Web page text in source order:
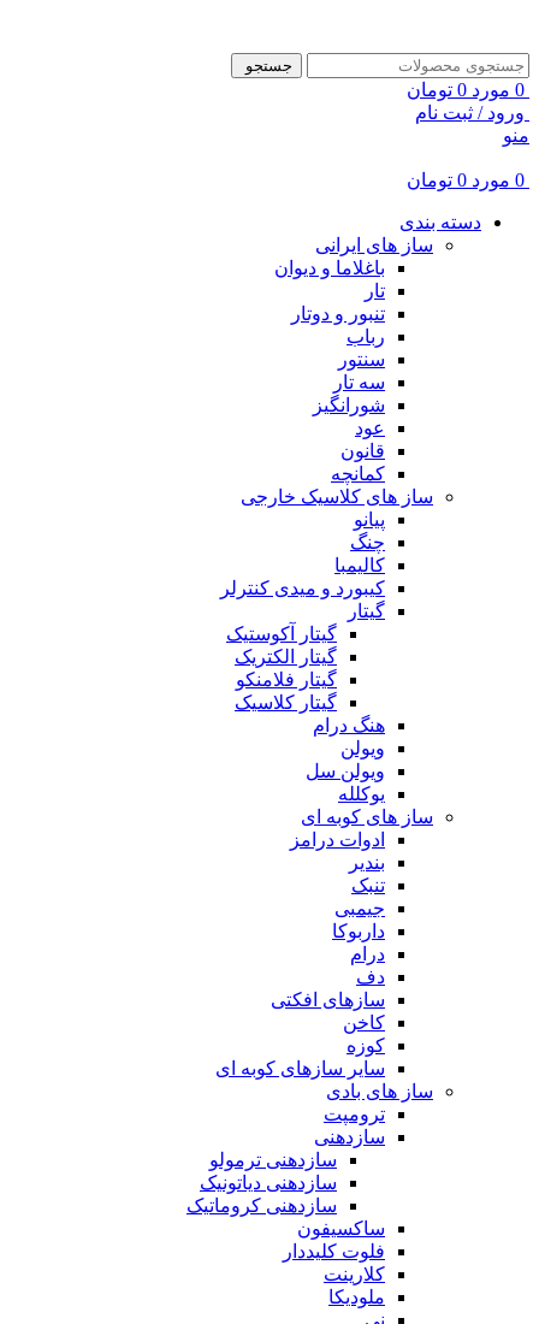
جستجو
0 مورد 0 تومان
ورود / ثبت نام
منو
0 مورد 0 تومان
دسته بندی
ساز های ایرانی
باغلاما و دیوان
تار
تنبور و دوتار
رباب
سنتور
سه تار
شورانگیز
عود
قانون
کمانچه
ساز های کلاسیک خارجی
پیانو
چنگ
کالیمبا
کیبورد و میدی کنترلر
گیتار
گیتار آکوستیک
گیتار الکتریک
گیتار فلامنکو
گیتار کلاسیک
هنگ درام
ویولن
ویولن سل
یوکلله
ساز های کوبه ای
ادوات درامز
بندیر
تنبک
جیمبی
داربوکا
درام
دف
سازهای افکتی
کاخن
کوزه
سایر سازهای کوبه ای
ساز های بادی
ترومپت
سازدهنی
سازدهنی ترمولو
سازدهنی دیاتونیک
سازدهنی کروماتیک
ساکسیفون
فلوت کلیددار
کلارینت
ملودیکا
نی